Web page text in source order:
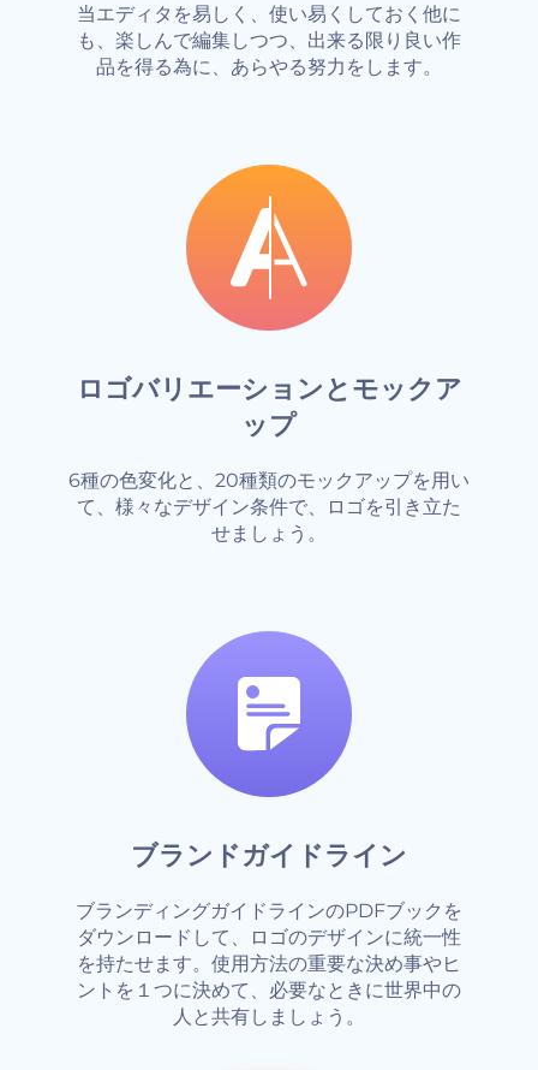
当エディタを易しく、使い易くしておく他に
も、楽しんで編集しつつ、出来る限り良い作
品を得る為に、あらやる努力をします。
ロゴバリエーションとモックア
ップ
6種の色変化と、20種類のモックアップを用い
て、様々なデザイン条件で、ロゴを引き立た
せましょう。
ブランドガイドライン
ブランディングガイドラインのPDFブックを
ダウンロードして、ロゴのデザインに統一性
を持たせます。使用方法の重要な決め事やヒ
ントを１つに決めて、必要なときに世界中の
人と共有しましょう。